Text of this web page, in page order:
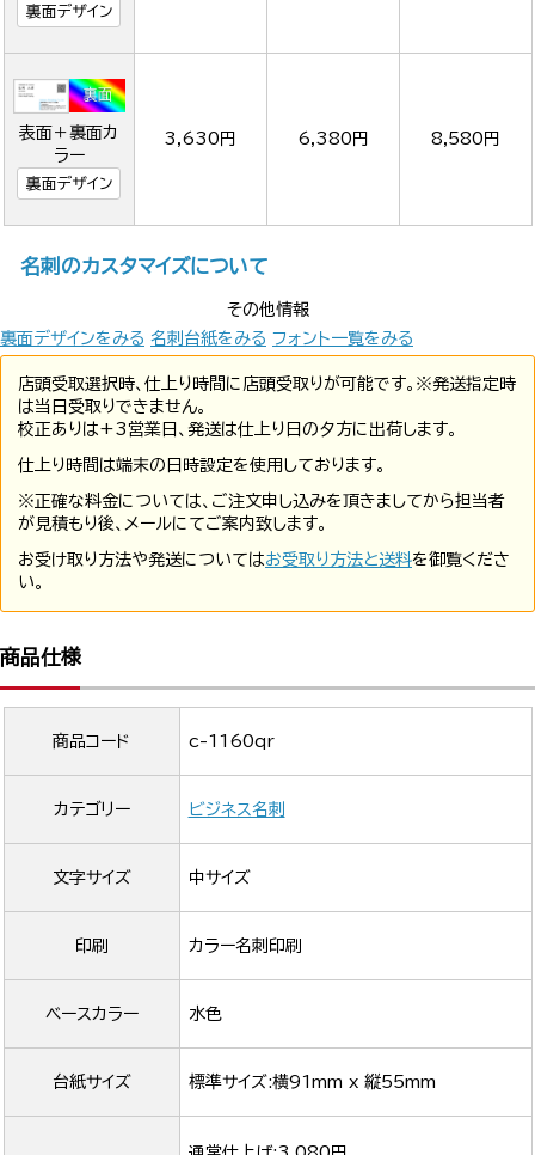
裏面デザイン
表面＋裏面カ
ラー
裏面デザイン
3,630円 6,380円 8,580円
名刺のカスタマイズについて
その他情報
裏面デザインをみる 名刺台紙をみる フォント一覧をみる
店頭受取選択時、仕上り時間に店頭受取りが可能です。※発送指定時
は当日受取りできません。
校正ありは+3営業日、発送は仕上り日の夕方に出荷します。
仕上り時間は端末の日時設定を使用しております。
※正確な料金については、ご注文申し込みを頂きましてから担当者
が見積もり後、メールにてご案内致します。
お受け取り方法や発送についてはお受取り方法と送料を御覧くださ
い。
商品仕様
商品コード c-1160qr
カテゴリー ビジネス名刺
文字サイズ 中サイズ
印刷 カラー名刺印刷
ベースカラー 水色
台紙サイズ 標準サイズ:横91mm x 縦55mm